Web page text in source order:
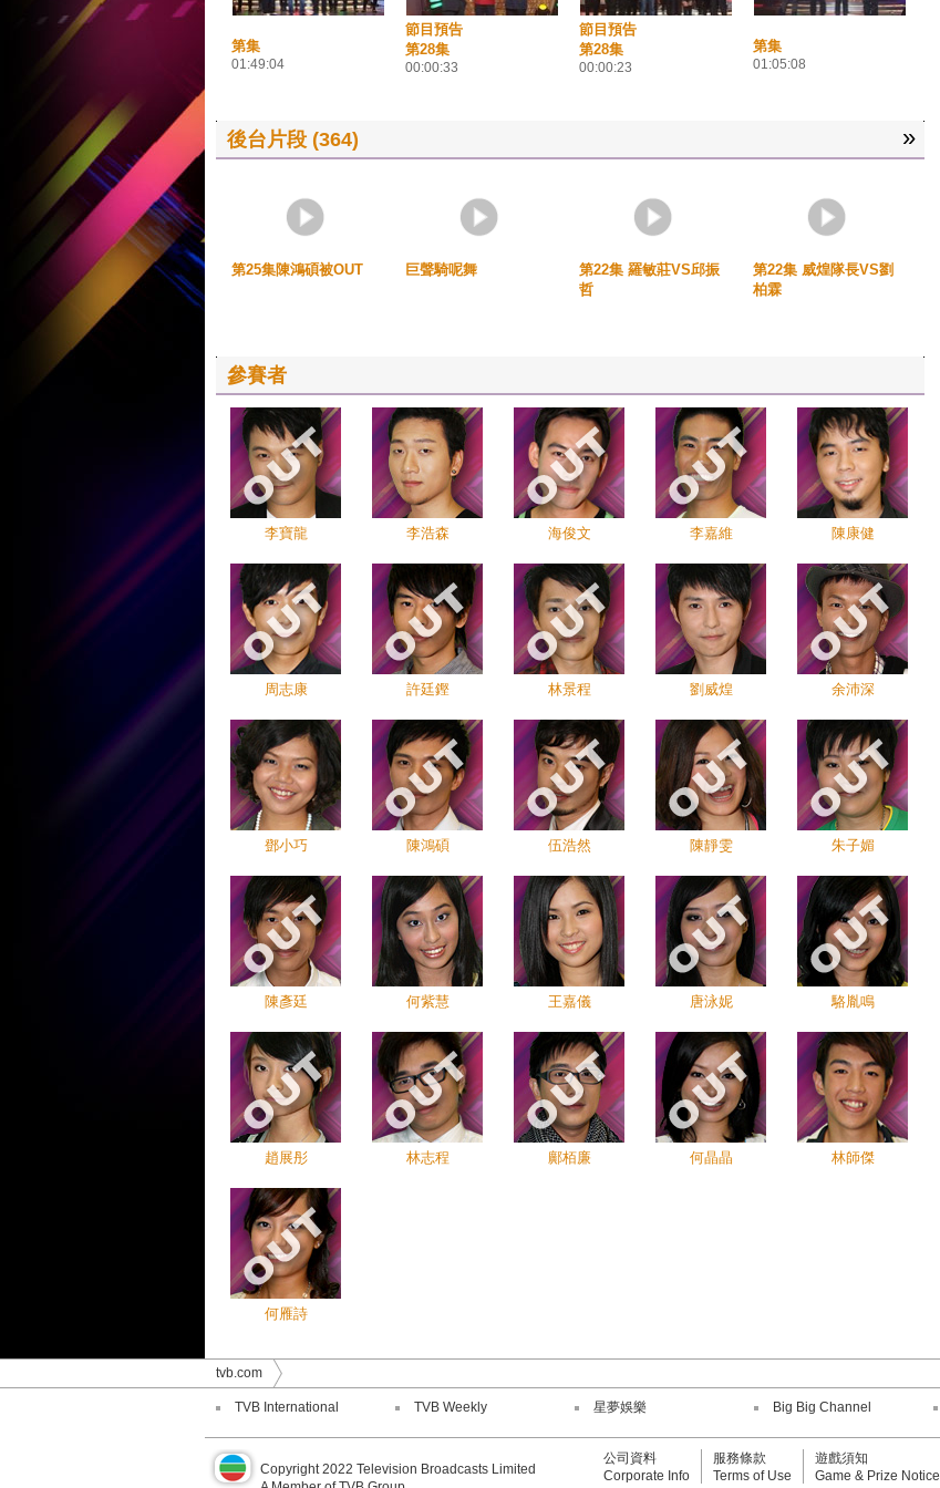
第集
01:49:04
節目預告
第28集
00:00:33
節目預告
第28集
00:00:23
第集
01:05:08
後台片段 (364) »
第25集陳鴻碩被OUT 巨聲騎呢舞
第22集 羅敏莊VS邱振
哲
第22集 威煌隊長VS劉
柏霖
參賽者
李寶龍 李浩森 海俊文 李嘉維 陳康健
周志康 許廷鏗 林景程 劉威煌 余沛深
鄧小巧 陳鴻碩 伍浩然 陳靜雯 朱子媚
陳彥廷 何紫慧 王嘉儀 唐泳妮 駱胤鳴
趙展彤 林志程 鄺栢廉 何晶晶 林師傑
何雁詩
tvb.com
TVB International TVB Weekly 星夢娛樂 Big Big Channel
Copyright 2022 Television Broadcasts Limited
公司資料
Corporate Info
服務條款
Terms of Use
遊戲須知
Game & Prize Notice